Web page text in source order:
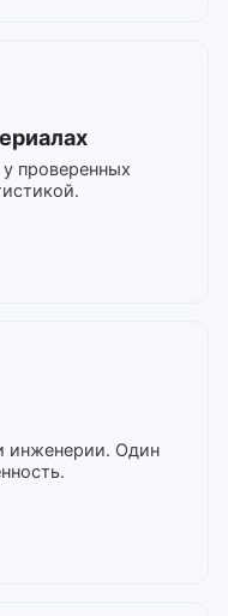
проверенных
инженерии. Один